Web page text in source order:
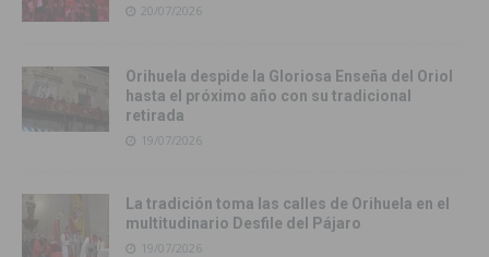
20/07/2026
Orihuela despide la Gloriosa Enseña del Oriol
hasta el próximo año con su tradicional
retirada
19/07/2026
La tradición toma las calles de Orihuela en el
multitudinario Desfile del Pájaro
19/07/2026